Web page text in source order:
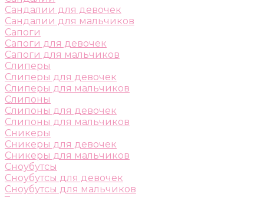
Сандалии для девочек
Сандалии для мальчиков
Сапоги
Сапоги для девочек
Сапоги для мальчиков
Слиперы
Слиперы для девочек
Слиперы для мальчиков
Слипоны
Слипоны для девочек
Слипоны для мальчиков
Сникеры
Сникеры для девочек
Сникеры для мальчиков
Сноубутсы
Сноубутсы для девочек
Сноубутсы для мальчиков